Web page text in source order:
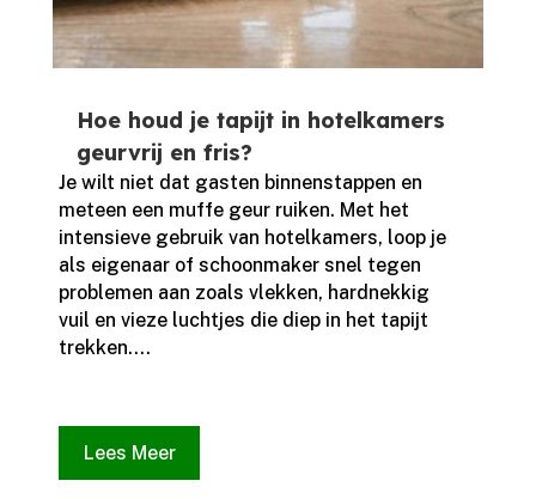
Hoe houd je tapijt in hotelkamers
geurvrij en fris?
Je wilt niet dat gasten binnenstappen en
meteen een muffe geur ruiken.​ Met het
intensieve gebruik van hotelkamers, loop je
als eigenaar of schoonmaker snel tegen
problemen aan zoals vlekken, hardnekkig
vuil en vieze luchtjes die diep in het tapijt
trekken.​...
Lees Meer